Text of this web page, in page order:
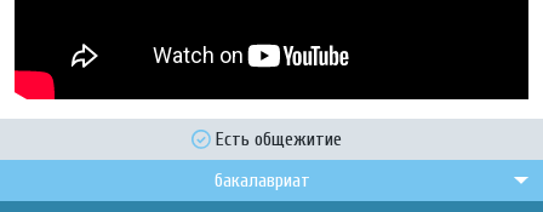
Есть общежитие
бакалавриат